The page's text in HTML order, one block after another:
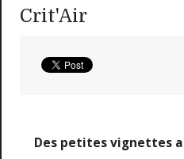
Crit'Air
Des petites vignettes